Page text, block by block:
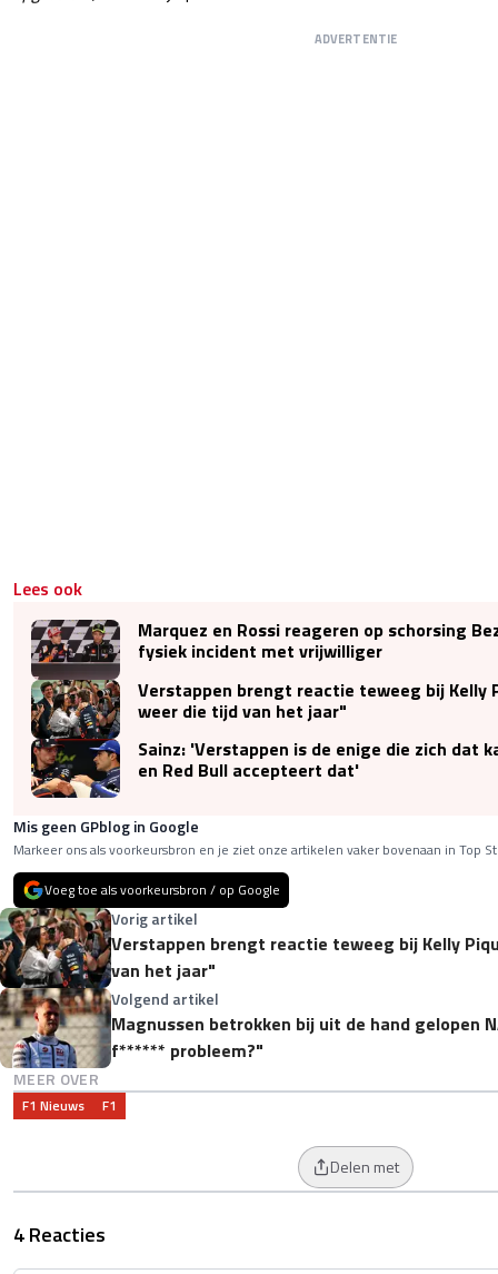
ADVERTENTIE
Lees ook
Marquez en Rossi reageren op schorsing
fysiek incident met vrijwilliger
Verstappen brengt reactie teweeg bij Kelly
weer die tijd van het jaar"
Sainz: 'Verstappen is de enige die zich dat
en Red Bull accepteert dat'
Mis geen GPblog in Google
Markeer ons als voorkeursbron en je ziet onze artikelen vaker bovenaan in Top
Voeg toe als voorkeursbron / op Google
Vorig artikel
Verstappen brengt reactie teweeg bij Kelly
van het jaar"
Volgend artikel
Magnussen betrokken bij uit de hand gelopen
f****** probleem?"
MEER OVER
F1 Nieuws F1
Delen met
4 Reacties